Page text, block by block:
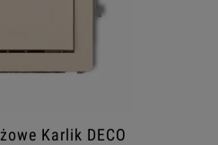
Karlik DECO